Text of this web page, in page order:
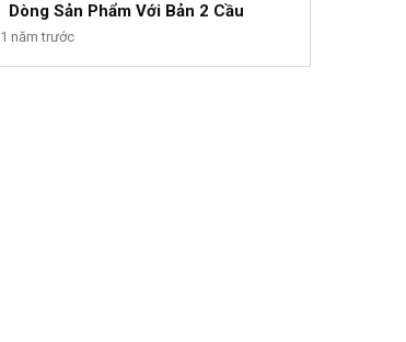
Dòng Sản Phẩm Với Bản 2 Cầu
1 năm trước